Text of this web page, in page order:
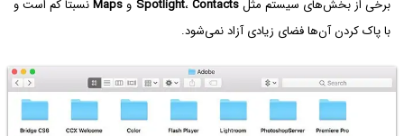
برخی از بخش‌های سیستم مثل
Spotlight،Contacts و Mapsنسبتاً کم است و
با پاک کردن آن‌ها فضای زیادی آزاد نمی‌شود.